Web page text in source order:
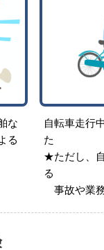
な
る
自転車走行
た
★ただし、
る
事故や業